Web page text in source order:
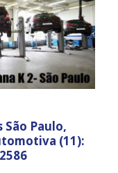
Paulo,
(11):